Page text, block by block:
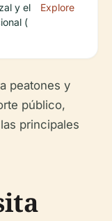
y el
(
Explore
peatones y
público,
principales